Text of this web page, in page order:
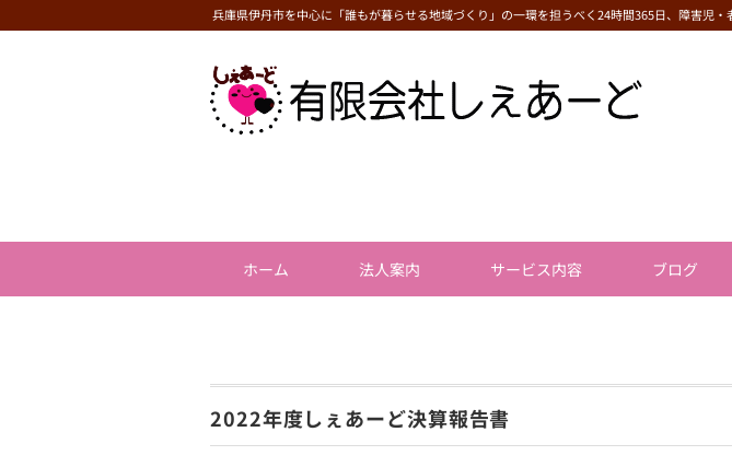
兵庫県伊丹市を中心に「誰もが暮らせる地域づくり」の一環を担うべく24時間365日、障害児・
ホーム 法人案内 サービス内容 ブログ
2022年度しぇあーど決算報告書